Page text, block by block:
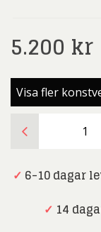
5.200 kr
Visa fler
Vallien
Look
✓ 6-10 dagar
✓ 14